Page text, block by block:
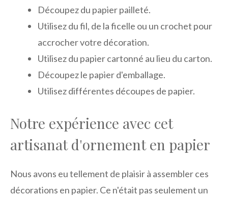
Découpez du papier pailleté.
Utilisez du fil, de la ficelle ou un crochet pour
accrocher votre décoration.
Utilisez du papier cartonné au lieu du carton.
Découpez le papier d'emballage.
Utilisez différentes découpes de papier.
Notre expérience avec cet
artisanat d'ornement en papier
Nous avons eu tellement de plaisir à assembler ces
décorations en papier. Ce n'était pas seulement un